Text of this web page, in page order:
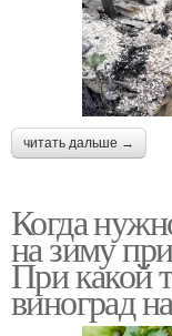
читать дальше →
Когда
на зиму
При какой
виноград